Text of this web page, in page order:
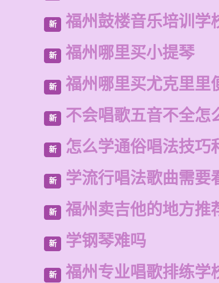
新 福州鼓楼音乐培训学
新 福州哪里买小提琴
新 福州哪里买尤克里里
新 不会唱歌五音不全怎
新 怎么学通俗唱法技巧
新 学流行唱法歌曲需要
新 福州卖吉他的地方推
新 学钢琴难吗
新 福州专业唱歌排练学